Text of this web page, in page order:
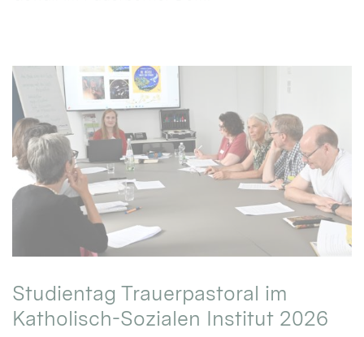
Studientag Trauerpastoral im
Katholisch-Sozialen Institut 2026